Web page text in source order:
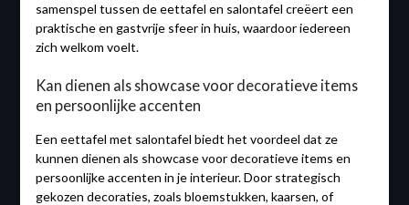
samenspel tussen de eettafel en salontafel creëert een
praktische en gastvrije sfeer in huis, waardoor iedereen
zich welkom voelt.
Kan dienen als showcase voor decoratieve items
en persoonlijke accenten
Een eettafel met salontafel biedt het voordeel dat ze
kunnen dienen als showcase voor decoratieve items en
persoonlijke accenten in je interieur. Door strategisch
gekozen decoraties, zoals bloemstukken, kaarsen, of